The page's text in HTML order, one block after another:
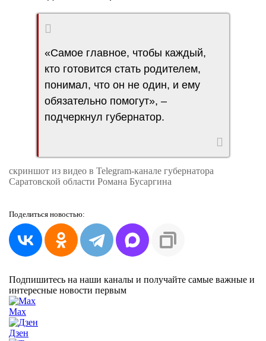
«Самое главное, чтобы каждый,
кто готовится стать родителем,
понимал, что он не один, и ему
обязательно помогут», –
подчеркнул губернатор.
скриншот из видео в Telegram-канале губернатора
Саратовской области Романа Бусаргина
Поделиться новостью:
Подпишитесь на наши каналы и получайте самые важные и
интересные новости первым
Max
Дзен